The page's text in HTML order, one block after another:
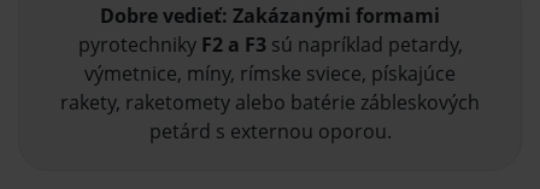
Dobre vedieť: Zakázanými formami
pyrotechniky F2 a F3sú napríklad petardy,
výmetnice, míny, rímske sviece, pískajúce
rakety, raketomety alebo batérie zábleskových
petárd s externou oporou.